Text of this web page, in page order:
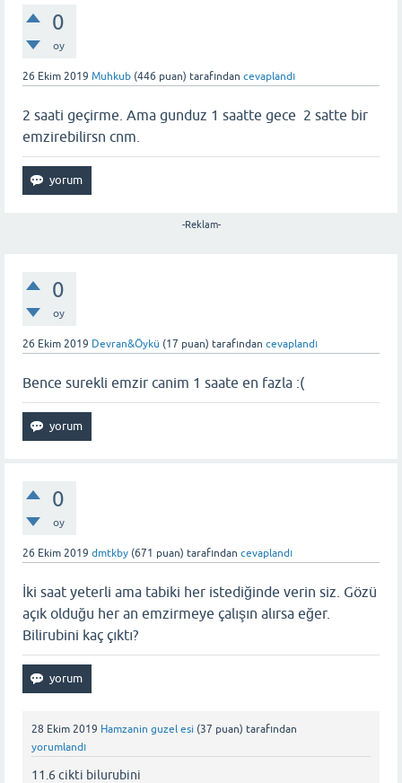
0
oy
26 Ekim 2019 Muhkub (446 puan) tarafından cevaplandı
2 saati geçirme. Ama gunduz 1 saatte gece 2 satte bir
emzirebilirsn cnm.
-Reklam-
0
oy
26 Ekim 2019 Devran&Öykü (17 puan) tarafından cevaplandı
Bence surekli emzir canim 1 saate en fazla :(
0
oy
26 Ekim 2019 dmtkby (671 puan) tarafından cevaplandı
İki saat yeterli ama tabiki her istediğinde verin siz. Gözü
açık olduğu her an emzirmeye çalışın alırsa eğer.
Bilirubini kaç çıktı?
28 Ekim 2019 Hamzanin guzel esi (37 puan) tarafından
yorumlandı
11.6 cikti bilurubini